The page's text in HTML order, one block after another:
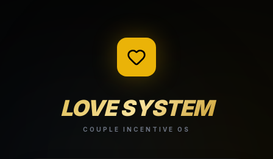
LOVE SYSTEM
COUPLE INCENTIVE OS